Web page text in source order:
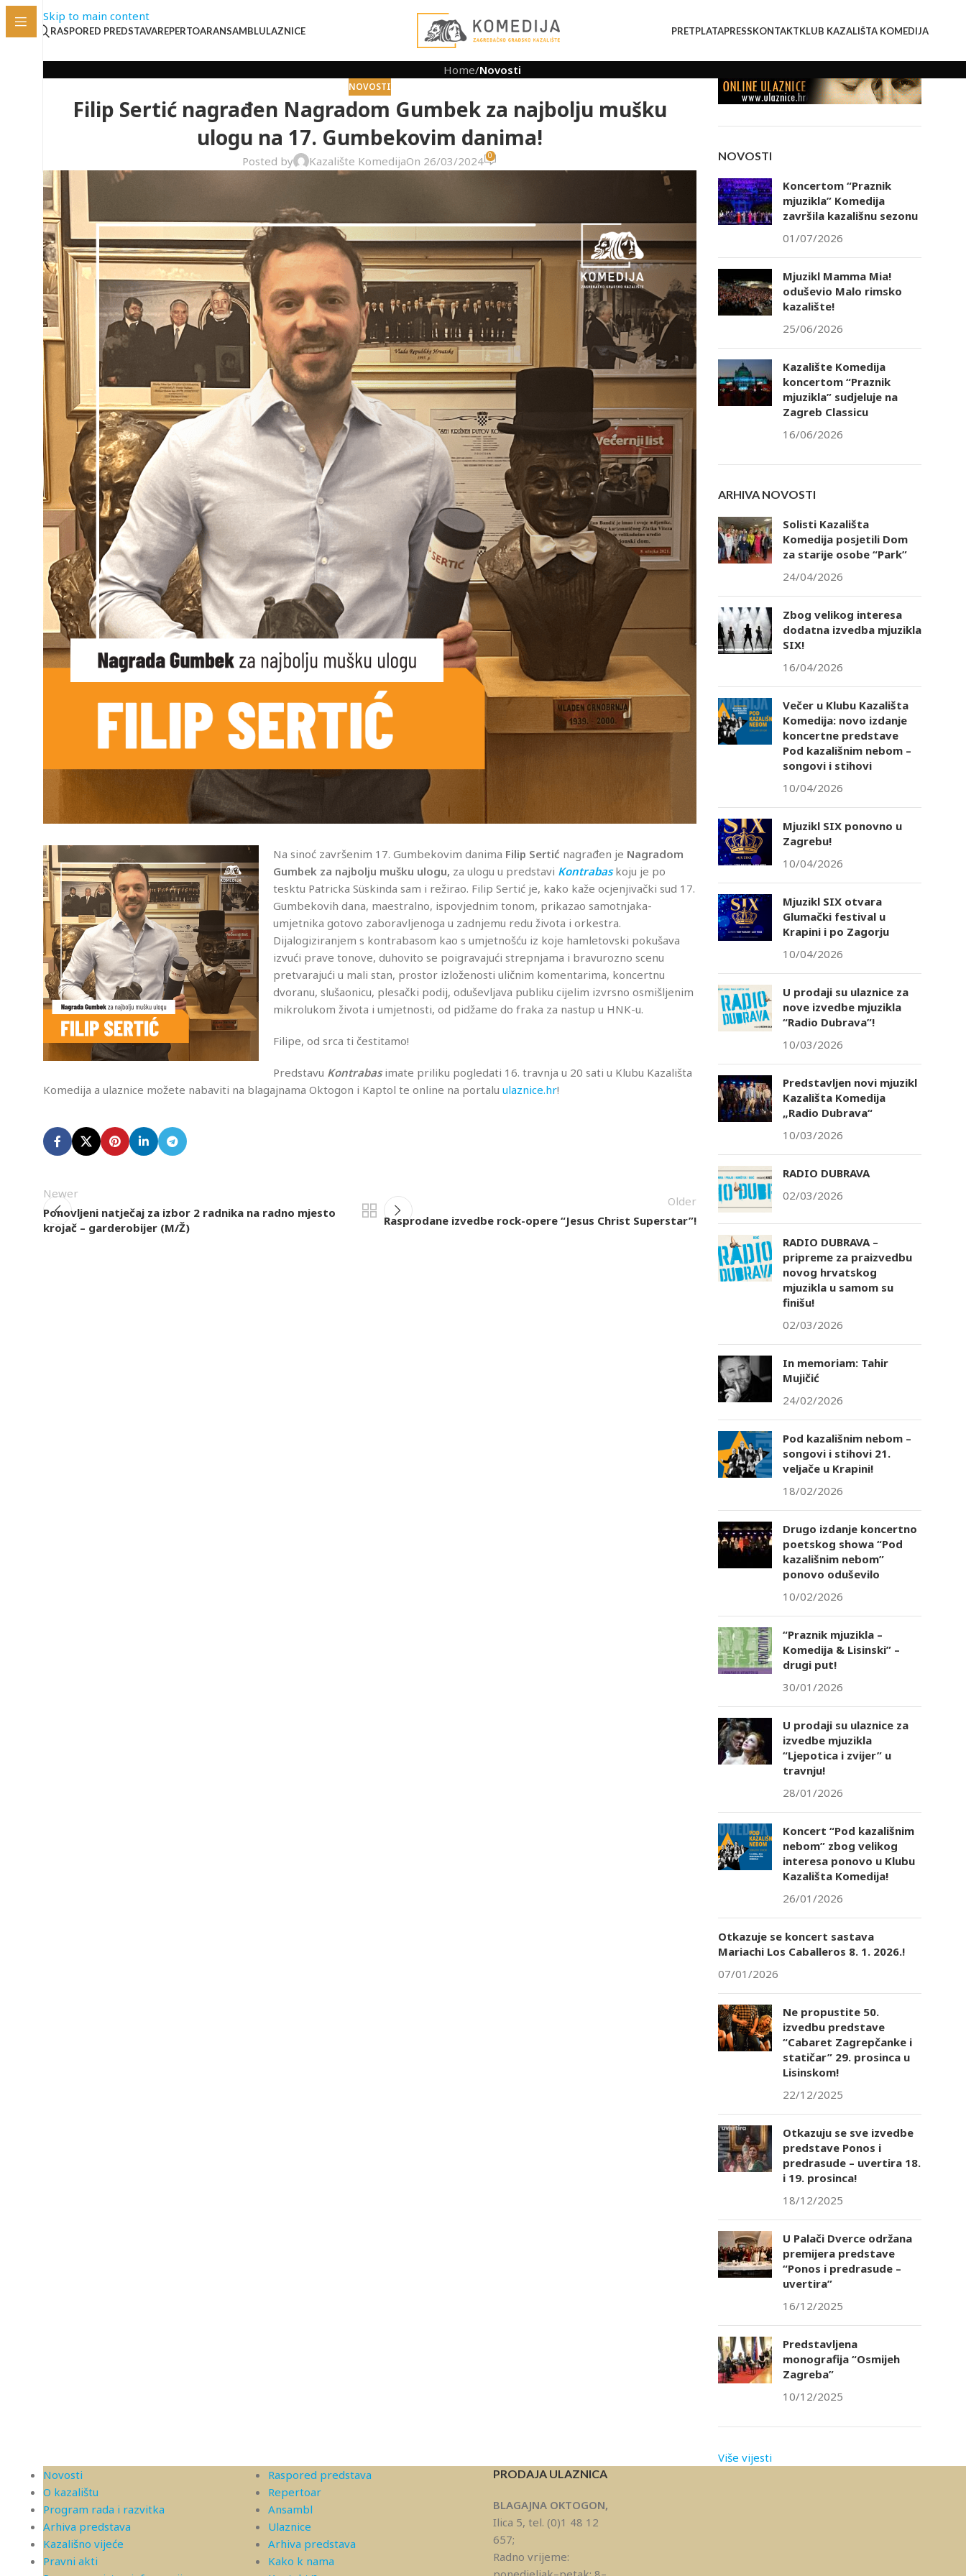
Skip to main content
RASPORED PREDSTAVAREPERTOARANSAMBLULAZNICE PRETPLATAPRESSKONTAKTKLUB KAZALIŠTA KOMEDIJA
Home/Novosti
NOVOSTI
Filip Sertić nagrađen Nagradom Gumbek za najbolju mušku
ulogu na 17. Gumbekovim danima!
Posted by Kazalište KomedijaOn 26/03/2024 0
Na sinoć završenim 17. Gumbekovim danima Filip Sertić nagrađen je Nagradom
Gumbek za najbolju mušku ulogu, za ulogu u predstavi Kontrabaskoju je po
tesktu Patricka Süskinda sam i režirao. Filip Sertić je, kako kaže ocjenjivački sud 17.
Gumbekovih dana, maestralno, ispovjednim tonom, prikazao samotnjaka-
umjetnika gotovo zaboravljenoga u zadnjemu redu života i orkestra.
Dijalogiziranjem s kontrabasom kao s umjetnošću iz koje hamletovski pokušava
izvući prave tonove, duhovito se poigravajući strepnjama i bravurozno scenu
pretvarajući u mali stan, prostor izloženosti uličnim komentarima, koncertnu
dvoranu, slušaonicu, plesački podij, oduševljava publiku cijelim izvrsno osmišljenim
mikrolukom života i umjetnosti, od pidžame do fraka za nastup u HNK-u.
Filipe, od srca ti čestitamo!
Predstavu Kontrabasimate priliku pogledati 16. travnja u 20 sati u Klubu Kazališta
Komedija a ulaznice možete nabaviti na blagajnama Oktogon i Kaptol te online na portalu ulaznice.hr!
Newer
Ponovljeni natječaj za izbor 2 radnika na radno mjesto
krojač – garderobijer (M/Ž)
Older
Rasprodane izvedbe rock-opere “Jesus Christ Superstar”!
NOVOSTI
Koncertom “Praznik
mjuzikla” Komedija
završila kazališnu sezonu
01/07/2026
Mjuzikl Mamma Mia!
oduševio Malo rimsko
kazalište!
25/06/2026
Kazalište Komedija
koncertom “Praznik
mjuzikla” sudjeluje na
Zagreb Classicu
16/06/2026
ARHIVA NOVOSTI
Solisti Kazališta
Komedija posjetili Dom
za starije osobe “Park”
24/04/2026
Zbog velikog interesa
dodatna izvedba mjuzikla
SIX!
16/04/2026
Večer u Klubu Kazališta
Komedija: novo izdanje
koncertne predstave
Pod kazališnim nebom –
songovi i stihovi
10/04/2026
Mjuzikl SIX ponovno u
Zagrebu!
10/04/2026
Mjuzikl SIX otvara
Glumački festival u
Krapini i po Zagorju
10/04/2026
U prodaji su ulaznice za
nove izvedbe mjuzikla
“Radio Dubrava”!
10/03/2026
Predstavljen novi mjuzikl
Kazališta Komedija
„Radio Dubrava“
10/03/2026
RADIO DUBRAVA
02/03/2026
RADIO DUBRAVA –
pripreme za praizvedbu
novog hrvatskog
mjuzikla u samom su
finišu!
02/03/2026
In memoriam: Tahir
Mujičić
24/02/2026
Pod kazališnim nebom –
songovi i stihovi 21.
veljače u Krapini!
18/02/2026
Drugo izdanje koncertno
poetskog showa “Pod
kazališnim nebom”
ponovo oduševilo
10/02/2026
“Praznik mjuzikla –
Komedija & Lisinski” –
drugi put!
30/01/2026
U prodaji su ulaznice za
izvedbe mjuzikla
“Ljepotica i zvijer” u
travnju!
28/01/2026
Koncert “Pod kazališnim
nebom” zbog velikog
interesa ponovo u Klubu
Kazališta Komedija!
26/01/2026
Otkazuje se koncert sastava
Mariachi Los Caballeros 8. 1. 2026.!
07/01/2026
Ne propustite 50.
izvedbu predstave
“Cabaret Zagrepčanke i
statičar” 29. prosinca u
Lisinskom!
22/12/2025
Otkazuju se sve izvedbe
predstave Ponos i
predrasude – uvertira 18.
i 19. prosinca!
18/12/2025
U Palači Dverce održana
premijera predstave
“Ponos i predrasude –
uvertira”
16/12/2025
Predstavljena
monografija “Osmijeh
Zagreba”
10/12/2025
Više vijesti
Novosti
O kazalištu
Program rada i razvitka
Arhiva predstava
Kazališno vijeće
Pravni akti
Raspored predstava
Repertoar
Ansambl
Ulaznice
Arhiva predstava
Kako k nama
PRODAJA ULAZNICA
BLAGAJNA OKTOGON,
Ilica 5, tel. (0)1 48 12
657;
Radno vrijeme: